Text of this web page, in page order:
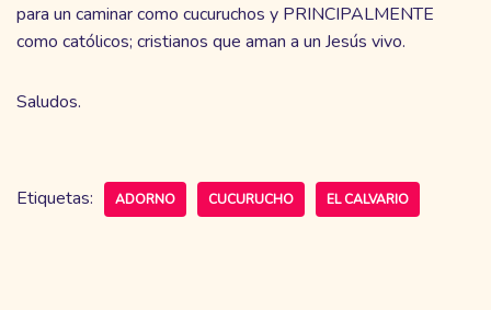
para un caminar como cucuruchos y PRINCIPALMENTE
como católicos; cristianos que aman a un Jesús vivo.
Saludos.
Etiquetas: ADORNO CUCURUCHO EL CALVARIO